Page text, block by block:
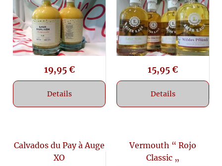
19,95€
Details
15,95€
Details
Calvados du Pay à Auge
XO
Vermouth “ Rojo
Classic „